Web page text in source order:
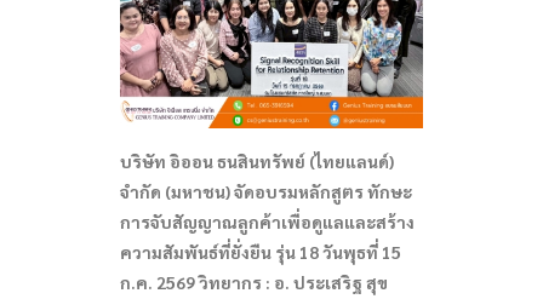
บริษัท อิออน ธนสินทรัพย์ (ไทยแลนด์)
จำกัด (มหาชน) จัดอบรมหลักสูตร ทักษะ
การจับสัญญาณลูกค้าเพื่อดูแลและสร้าง
ความสัมพันธ์ที่ยั่งยืน รุ่น 18 วันพุธที่ 15
ก.ค. 2569 วิทยากร : อ. ประเสริฐ สุข